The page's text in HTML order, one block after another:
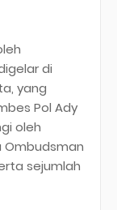
di
yang
Pol Ady
oleh
Ombudsman
sejumlah